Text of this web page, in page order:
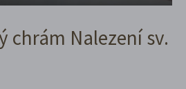
chrám Nalezení sv.